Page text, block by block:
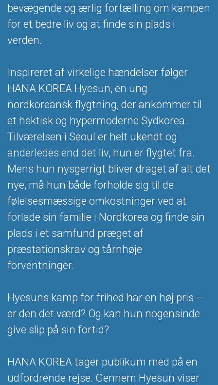
bevægende og ærlig fortælling om kampen
for et bedre liv og at finde sin plads i
verden.
Inspireret af virkelige hændelser følger
HANA KOREA Hyesun, en ung
nordkoreansk flygtning, der ankommer til
et hektisk og hypermoderne Sydkorea.
Tilværelsen i Seoul er helt ukendt og
anderledes end det liv, hun er flygtet fra.
Mens hun nysgerrigt bliver draget af alt det
nye, må hun både forholde sig til de
følelsesmæssige omkostninger ved at
forlade sin familie i Nordkorea og finde sin
plads i et samfund præget af
præstationskrav og tårnhøje
forventninger.
Hyesuns kamp for frihed har en høj pris –
er den det værd? Og kan hun nogensinde
give slip på sin fortid?
HANA KOREA tager publikum med på en
udfordrende rejse. Gennem Hyesun viser